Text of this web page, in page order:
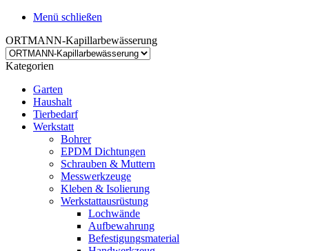
Menü schließen
ORTMANN-Kapillarbewässerung
Kategorien
Garten
Haushalt
Tierbedarf
Werkstatt
Bohrer
EPDM Dichtungen
Schrauben & Muttern
Messwerkzeuge
Kleben & Isolierung
Werkstattausrüstung
Lochwände
Aufbewahrung
Befestigungsmaterial